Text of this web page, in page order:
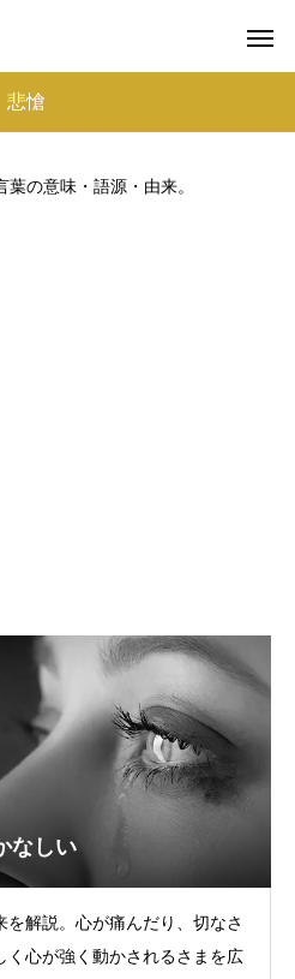
悲愴
の意味・語源・由来。
なしい
解説。心が痛んだり、切なさ
く心が強く動かされるさまを広